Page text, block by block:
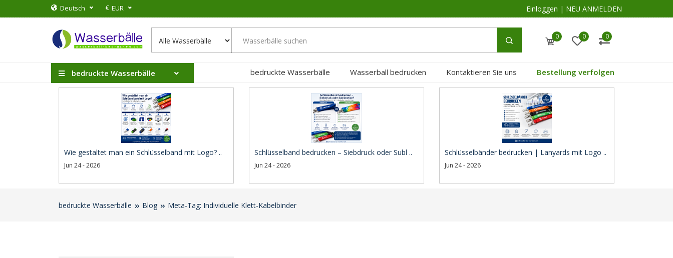
Deutsch € EUR Einloggen | NEU ANMELDEN
0 0 0
bedruckte Wasserbälle bedruckte Wasserbälle Wasserball bedrucken Kontaktieren Sie uns Bestellung verfolgen
Wie gestaltet man ein Schlüsselband mit Logo? ..
Jun 24 - 2026
Schlüsselband bedrucken – Siebdruck oder Subl ..
Jun 24 - 2026
Schlüsselbänder bedrucken | Lanyards mit Logo ..
Jun 24 - 2026
bedruckte Wasserbälle Blog Meta-Tag: Individuelle Klett-Kabelbinder